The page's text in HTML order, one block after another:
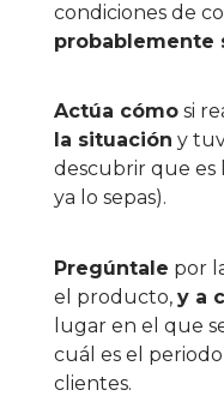
condiciones de
probablemente
Actúa cómo si
la situación y
descubrir que
ya lo sepas).
Pregúntale por
el producto, y a
lugar en el que
cuál es el
clientes.